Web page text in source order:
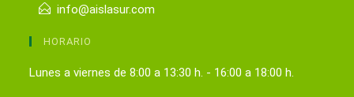
info@aislasur.com
HORARIO
Lunes a viernes de 8:00 a 13:30 h. - 16:00 a 18:00 h.